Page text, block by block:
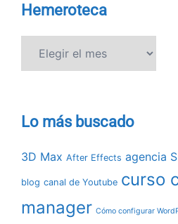
Hemeroteca
Lo más buscado
3D Max After Effects agencia
blog canal de Youtube curso
manager Cómo configurar